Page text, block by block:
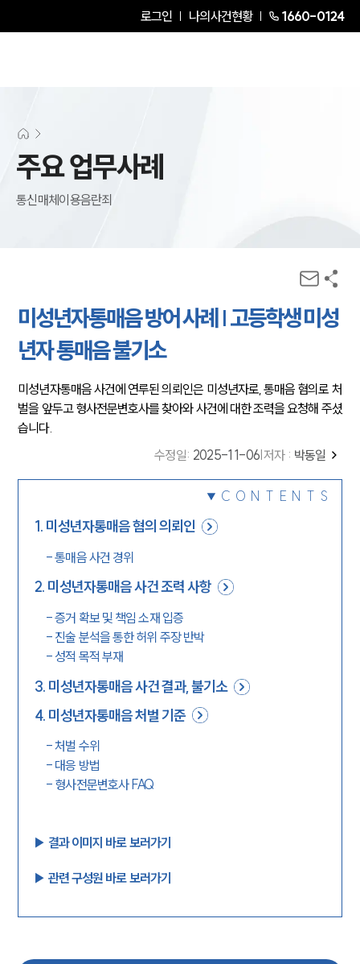
로그인 나의사건현황 1660-0124
주요 업무사례
통신매체이용음란죄
미성년자통매음 방어 사례 | 고등학생 미성
년자 통매음 불기소
미성년자통매음 사건에 연루된 의뢰인은 미성년자로, 통매음 혐의로 처
벌을 앞두고 형사전문변호사를 찾아와 사건에 대한 조력을 요청해 주셨
습니다.
수정일: 2025-11-06 저자 : 박동일
CONTENTS
1. 미성년자통매음 혐의 의뢰인
-통매음 사건 경위
2. 미성년자통매음 사건 조력 사항
-증거 확보 및 책임 소재 입증
- 진술 분석을 통한 허위 주장 반박
- 성적 목적 부재
3. 미성년자통매음 사건 결과, 불기소
4. 미성년자통매음 처벌 기준
-처벌 수위
- 대응 방법
- 형사전문변호사 FAQ
▶︎ 결과 이미지 바로 보러가기
▶︎ 관련 구성원 바로 보러가기